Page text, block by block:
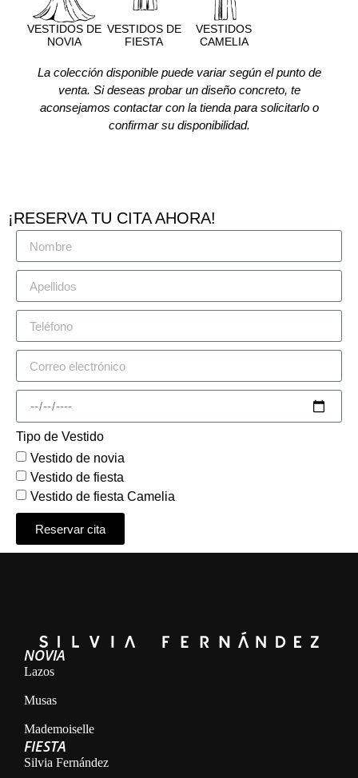
VESTIDOS DE
NOVIA
VESTIDOS DE
FIESTA
VESTIDOS
CAMELIA
La colección disponible puede variar según el punto de
venta. Si deseas probar un diseño concreto, te
aconsejamos contactar con la tienda para solicitarlo o
confirmar su disponibilidad.
¡RESERVA TU CITA AHORA!
Tipo de Vestido
Vestido de novia
Vestido de fiesta
Vestido de fiesta Camelia
Reservar cita
Alternative:
NOVIA
Lazos
Musas
Mademoiselle
FIESTA
Silvia Fernández